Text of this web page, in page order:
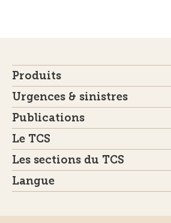
Produits
Urgences & sinistres
Publications
Le TCS
Les sections du TCS
Langue